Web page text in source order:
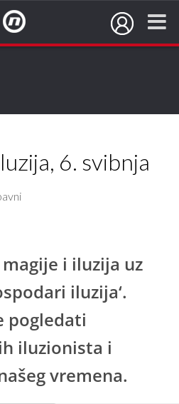
6. svibnja
i iluzija uz
iluzija‘.
pogledati
iluzionista i
vremena.